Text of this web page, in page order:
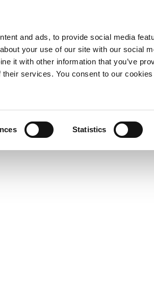
and ads, to provide social media
your use of our site with our social
it with other information that you’ve
services. You consent to our
Statistics